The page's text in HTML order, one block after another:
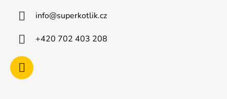
info@superkotlik.cz
+420 702 403 208